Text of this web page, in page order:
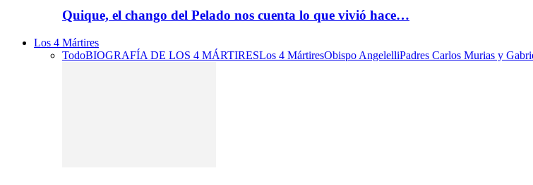
Quique, el chango del Pelado nos cuenta lo que vivió hace…
Los 4 Mártires
TodoBIOGRAFÍA DE LOS 4 MÁRTIRESLos 4 MártiresObispo AngelelliPadres Carlos Murias y